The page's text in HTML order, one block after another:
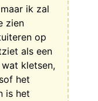
ik zal
zien
op
als een
kletsen,
het
is het